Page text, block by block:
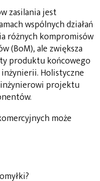
zasilania jest
wspólnych działań
różnych kompromisów
(BoM), ale zwiększa
produktu końcowego
inżynierii. Holistyczne
inżynierowi projektu
może